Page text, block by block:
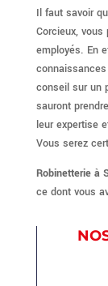
Il faut savoir
Corcieux, vous
employés. En
conseil sur un
sauront
leur expertise
Vous serez
Robinetterie à
ce dont vous